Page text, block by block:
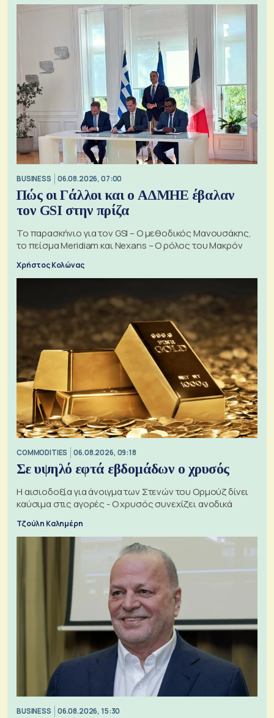
BUSINESS 06.08.2026, 07:00
Πώς οι Γάλλοι και ο ΑΔΜΗΕ έβαλαν
τον GSI στην πρίζα
Το παρασκήνιο για τον GSI – Ο μεθοδικός Μανουσάκης,
το πείσμα Meridiam και Nexans – Ο ρόλος του Μακρόν
Χρήστος Κολώνας
COMMODITIES 06.08.2026, 09:18
Σε υψηλό εφτά εβδομάδων ο χρυσός
Η αισιοδοξία για άνοιγμα των Στενών του Ορμούζ δίνει
καύσιμα στις αγορές - Ο χρυσός συνεχίζει ανοδικά
Τζούλη Καλημέρη
BUSINESS 06.08.2026, 15:30